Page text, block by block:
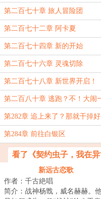
第二百七十章 旅人冒险团
第二百七十二章 阿卡夏
第二百七十四章 新的开始
第二百七十六章 灵魂切除
第二百七十八章 新世界开启！
第二百八十章 逃跑？不！大闹
场！
第282章 追上来了？那就干掉好
了！
第284章 前往白银区
看了《契约虫子，我在
新远古恋歌
作者：千古絶唱
简介：战神杨戬，威名赫赫。